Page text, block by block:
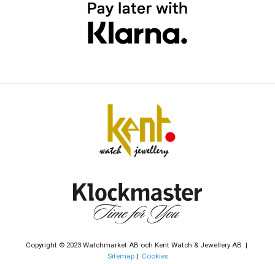
Copyright © 2023 Watchmarket AB och Kent Watch & Jewellery AB |
Sitemap| Cookies